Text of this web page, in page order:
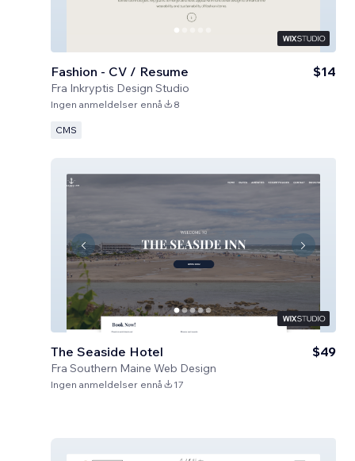
Fashion - CV / Resume
Fra Inkryptis Design Studio
$14
Ingen anmeldelser ennå 8
CMS
The Seaside Hotel
Fra Southern Maine Web Design
$49
Ingen anmeldelser ennå 17